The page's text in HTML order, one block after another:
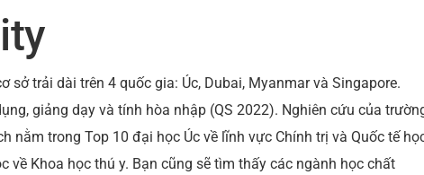
sở trải dài trên 4 quốc gia: Úc, Dubai, Myanmar và Singapore.
giảng dạy và tính hòa nhập (QS 2022). Nghiên cứu của
trong Top 10 đại học Úc về lĩnh vực Chính trị và Quốc tế
về Khoa học thú y. Bạn cũng sẽ tìm thấy các ngành học chất